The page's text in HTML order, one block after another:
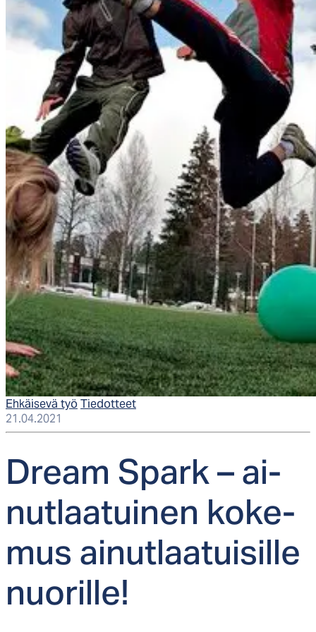
Ehkäisevä työTiedotteet
21.04.2021
Dream Spark – ai­
nut­laa­tui­nen ko­ke­
mus ai­nut­laa­tui­sil­le
nuo­ril­le!